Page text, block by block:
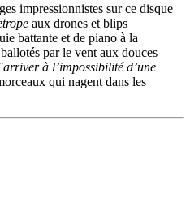
impressionnistes sur ce disque
aux drones et blips
battante et de piano à la
par le vent aux douces
"arriver à l’impossibilité d’une
qui nagent dans les